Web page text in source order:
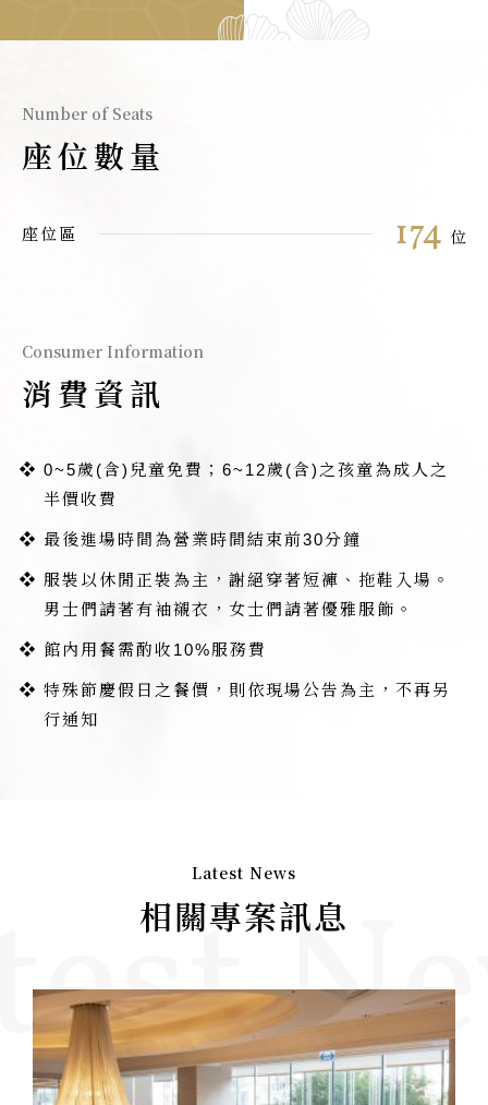
Number of Seats
座位數量
座位區 174 位
Consumer Information
消費資訊
0~5歲(含)兒童免費；6~12歲(含)之孩童為成人之
半價收費
最後進場時間為營業時間結束前30分鐘
服裝以休閒正裝為主，謝絕穿著短褲、拖鞋入場。
男士們請著有袖襯衣，女士們請著優雅服飾。
館內用餐需酌收10%服務費
特殊節慶假日之餐價，則依現場公告為主，不再另
行通知
Latest News
相關專案訊息